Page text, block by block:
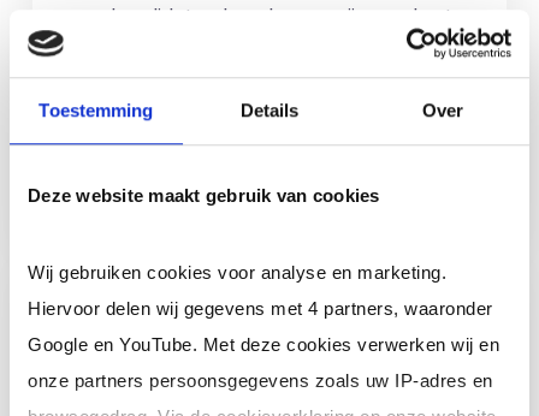
Toestemming Details Over
Deze website maakt gebruik van cookies
Wij gebruiken cookies voor analyse en marketing.
Hiervoor delen wij gegevens met 4 partners, waaronder
Google en YouTube. Met deze cookies verwerken wij en
onze partners persoonsgegevens zoals uw IP-adres en
kandidaten berekenen wij geen kosten.
Kosten worden
voor u aan de slag gaat.
Meer informatie
Ik ben een interim,
freelance of ZZP
professional (of ik wil in
loondienst)